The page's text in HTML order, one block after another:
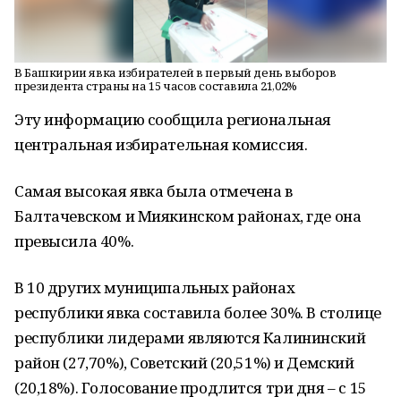
В Башкирии явка избирателей в первый день выборов
президента страны на 15 часов составила 21,02%
Эту информацию сообщила региональная
центральная избирательная комиссия.
Самая высокая явка была отмечена в
Балтачевском и Миякинском районах, где она
превысила 40%.
В 10 других муниципальных районах
республики явка составила более 30%. В столице
республики лидерами являются Калининский
район (27,70%), Советский (20,51%) и Демский
(20,18%). Голосование продлится три дня – с 15